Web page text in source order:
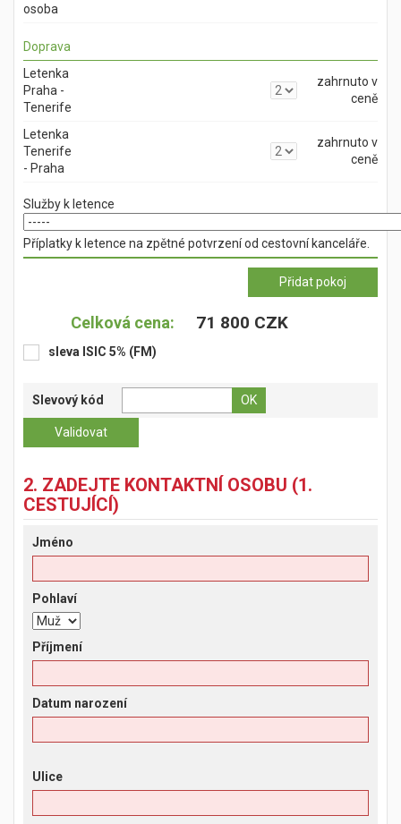
osoba
Doprava
Letenka
Praha -
Tenerife
zahrnuto v
ceně
Letenka
Tenerife
- Praha
zahrnuto v
ceně
Služby k letence
Příplatky k letence na zpětné potvrzení od cestovní kanceláře.
Celková cena: 71 800 CZK
sleva ISIC 5% (FM)
Slevový kód
2. ZADEJTE KONTAKTNÍ OSOBU (1.
CESTUJÍCÍ)
Jméno
Pohlaví
Příjmení
Datum narození
Ulice